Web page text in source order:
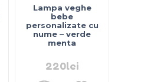
Lampa veghe
bebe
personalizate cu
nume – verde
menta
220lei